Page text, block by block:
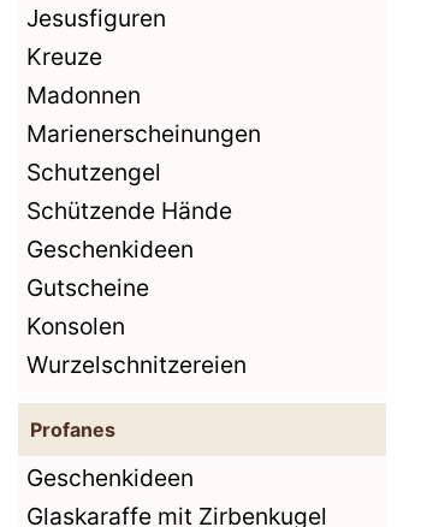
Jesusfiguren
Kreuze
Madonnen
Marienerscheinungen
Schutzengel
Schützende Hände
Geschenkideen
Gutscheine
Konsolen
Wurzelschnitzereien
Profanes
Geschenkideen
Glaskaraffe mit Zirbenkugel